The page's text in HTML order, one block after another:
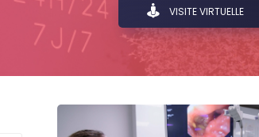
VISITE VIRTUELLE